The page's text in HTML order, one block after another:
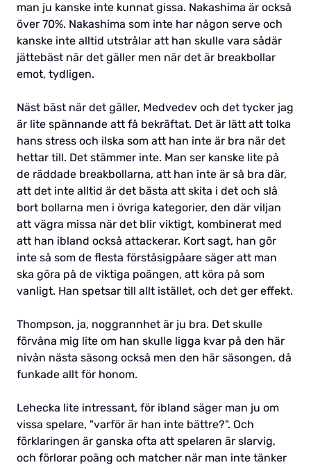
man ju kanske inte kunnat gissa. Nakashima är också
över 70%. Nakashima som inte har någon serve och
kanske inte alltid utstrålar att han skulle vara sådär
jättebäst när det gäller men när det är breakbollar
emot, tydligen.
Näst bäst när det gäller, Medvedev och det tycker jag
är lite spännande att få bekräftat. Det är lätt att tolka
hans stress och ilska som att han inte är bra när det
hettar till. Det stämmer inte. Man ser kanske lite på
de räddade breakbollarna, att han inte är så bra där,
att det inte alltid är det bästa att skita i det och slå
bort bollarna men i övriga kategorier, den där viljan
att vägra missa när det blir viktigt, kombinerat med
att han ibland också attackerar. Kort sagt, han gör
inte så som de flesta förståsigpåare säger att man
ska göra på de viktiga poängen, att köra på som
vanligt. Han spetsar till allt istället, och det ger effekt.
Thompson, ja, noggrannhet är ju bra. Det skulle
förvåna mig lite om han skulle ligga kvar på den här
nivån nästa säsong också men den här säsongen, då
funkade allt för honom.
Lehecka lite intressant, för ibland säger man ju om
vissa spelare, "varför är han inte bättre?". Och
förklaringen är ganska ofta att spelaren är slarvig,
och förlorar poäng och matcher när man inte tänker